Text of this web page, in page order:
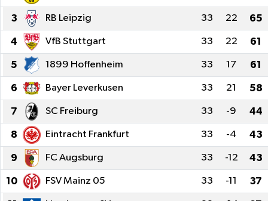
3 RB Leipzig 33 22 65
4 VfB Stuttgart 33 22 61
5 1899 Hoffenheim 33 17 61
6 Bayer Leverkusen 33 21 58
7 SC Freiburg 33 -9 44
8 Eintracht Frankfurt 33 -4 43
9 FC Augsburg 33 -12 43
10 FSV Mainz 05 33 -11 37
Dünya
Eğitim
Ekonomi
Genel
Güncel
Gündem
Tüm Manşetler
Son Dakika Haberleri
Haber Arşivi